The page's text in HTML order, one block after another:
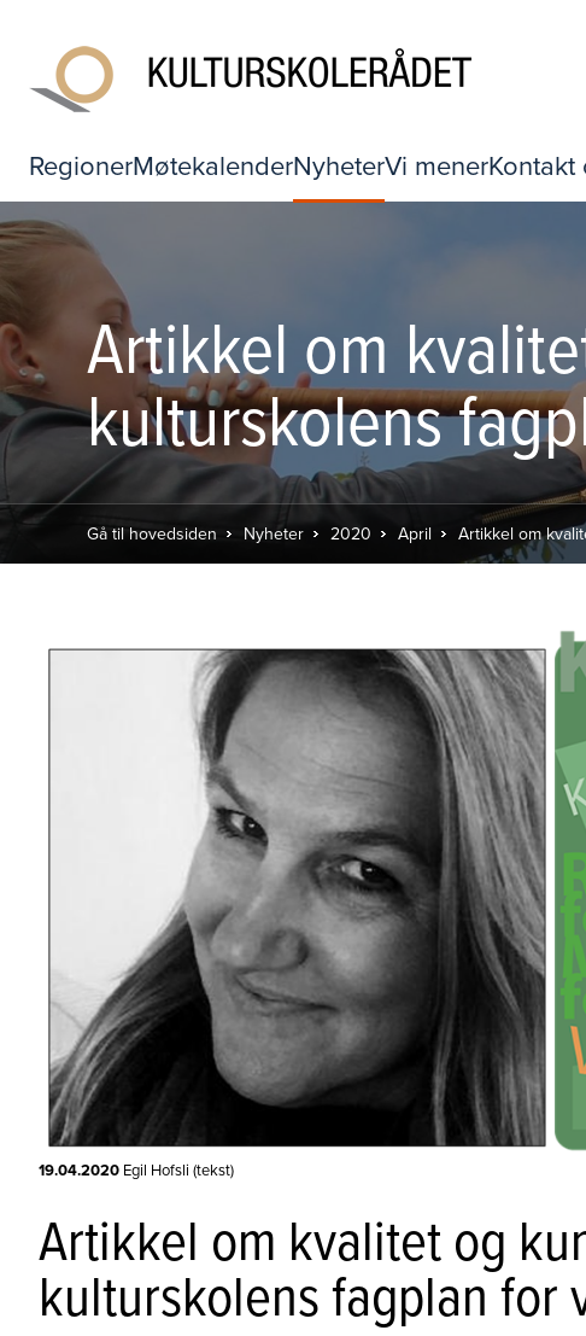
RegionerMøtekalenderNyheterVi menerKontakt
Artikkel om
kulturskolens
Gå til hovedsiden Nyheter 2020 April Artikkel om
19.04.2020 Egil Hofsli (tekst)
Artikkel om kvalitet og
kulturskolens fagplan for